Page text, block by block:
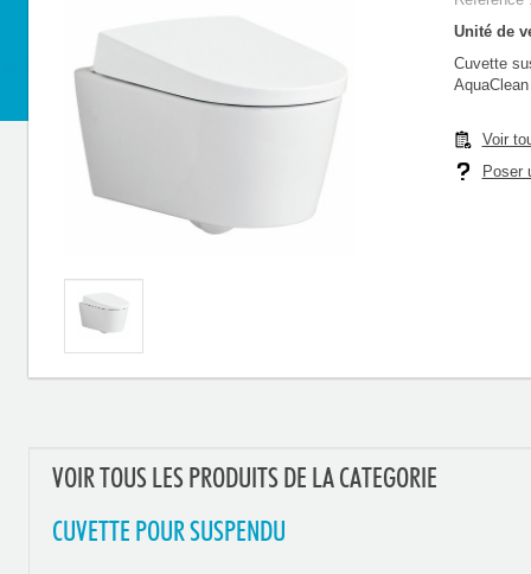
Unité de
Cuvette
Voir
Poser
VOIR TOUS LES PRODUITS DE LA CATEGORIE
CUVETTE POUR SUSPENDU